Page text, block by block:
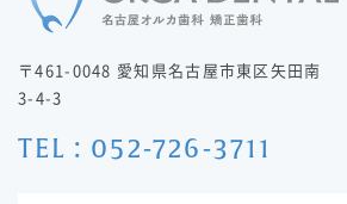
〒461-0048 愛知県名古屋市東区矢田南
3-4-3
TEL : 052-726-3711